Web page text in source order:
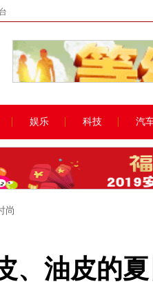
娱乐 科技 汽
尚
、油皮的